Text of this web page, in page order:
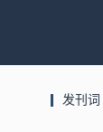
发刊词